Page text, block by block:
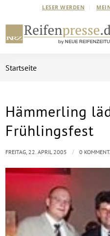
LESER WERDEN
Startseite
Hämmerling
Frühlingsfest
FREITAG, 22. APRIL 2005 / 0